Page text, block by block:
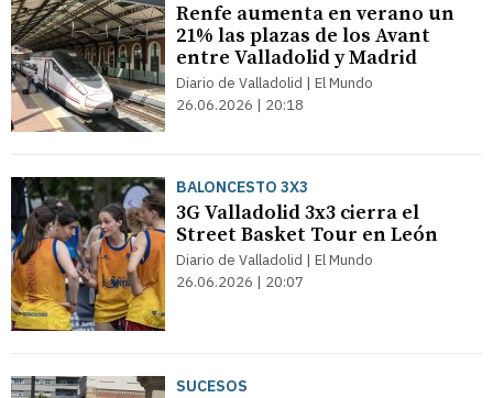
Renfe aumenta en verano un
21% las plazas de los Avant
entre Valladolid y Madrid
Diario de Valladolid | El Mundo
26.06.2026 | 20:18
BALONCESTO 3X3
3G Valladolid 3x3 cierra el
Street Basket Tour en León
Diario de Valladolid | El Mundo
26.06.2026 | 20:07
SUCESOS